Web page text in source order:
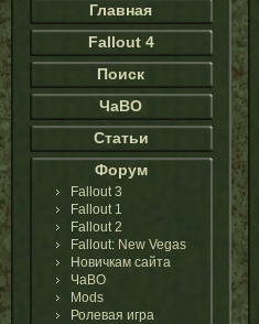
Главная
Fallout 4
Поиск
ЧаВО
Статьи
Форум
Fallout 3
Fallout 1
Fallout 2
Fallout: New Vegas
Новичкам сайта
ЧаВО
Mods
Ролевая игра